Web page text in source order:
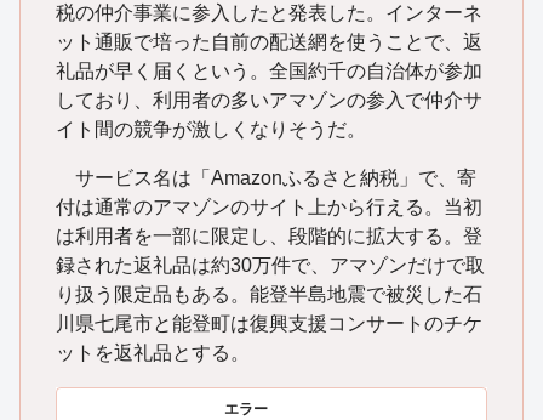
税の仲介事業に参入したと発表した。インターネ
ット通販で培った自前の配送網を使うことで、返
礼品が早く届くという。全国約千の自治体が参加
しており、利用者の多いアマゾンの参入で仲介サ
イト間の競争が激しくなりそうだ。
サービス名は「Amazonふるさと納税」で、寄
付は通常のアマゾンのサイト上から行える。当初
は利用者を一部に限定し、段階的に拡大する。登
録された返礼品は約30万件で、アマゾンだけで取
り扱う限定品もある。能登半島地震で被災した石
川県七尾市と能登町は復興支援コンサートのチケ
ットを返礼品とする。
エラー